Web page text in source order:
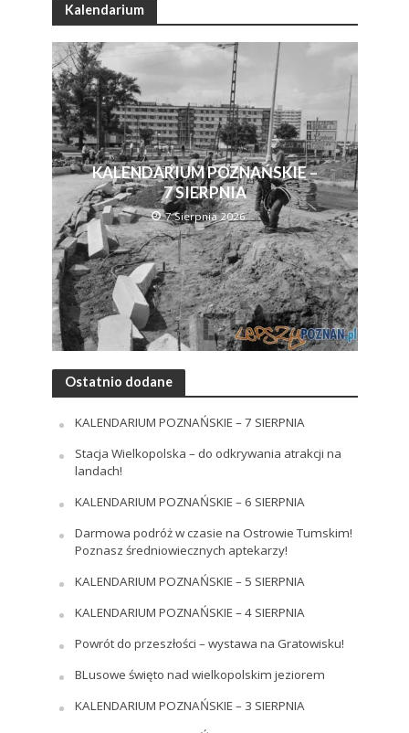
Kalendarium
KALENDARIUM POZNAŃSKIE –
7 SIERPNIA
7 Sierpnia 2026
Ostatnio dodane
KALENDARIUM POZNAŃSKIE – 7 SIERPNIA
Stacja Wielkopolska – do odkrywania atrakcji na
landach!
KALENDARIUM POZNAŃSKIE – 6 SIERPNIA
Darmowa podróż w czasie na Ostrowie Tumskim!
Poznasz średniowiecznych aptekarzy!
KALENDARIUM POZNAŃSKIE – 5 SIERPNIA
KALENDARIUM POZNAŃSKIE – 4 SIERPNIA
Powrót do przeszłości – wystawa na Gratowisku!
BLusowe święto nad wielkopolskim jeziorem
KALENDARIUM POZNAŃSKIE – 3 SIERPNIA